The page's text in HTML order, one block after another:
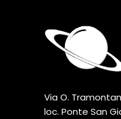
Via O.
loc. Ponte San